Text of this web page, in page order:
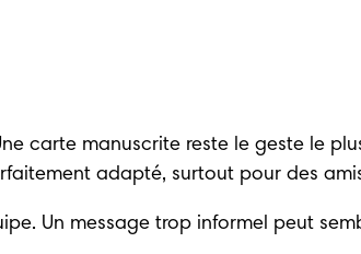
carte manuscrite reste le geste le
adapté, surtout pour des
Un message trop informel peut